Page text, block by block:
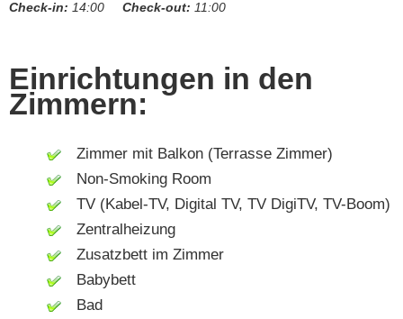
Check-in: 14:00 Check-out: 11:00
Einrichtungen in den
Zimmern:
Zimmer mit Balkon (Terrasse Zimmer)
Non-Smoking Room
TV (Kabel-TV, Digital TV, TV DigiTV, TV-Boom)
Zentralheizung
Zusatzbett im Zimmer
Babybett
Bad